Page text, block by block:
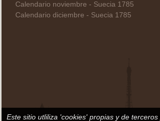
Calendario noviembre - Suecia 1785
Calendario diciembre - Suecia 1785
Este sitio utliliza 'cookies' propias y de terceros